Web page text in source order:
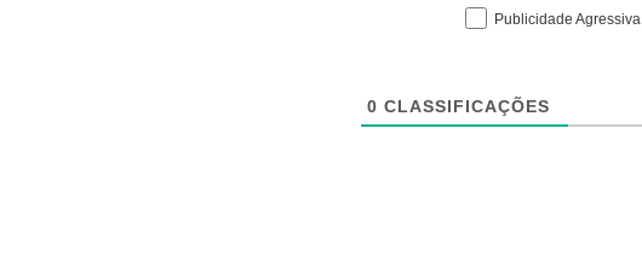
Publicidade Agressiva
0 CLASSIFICAÇÕES